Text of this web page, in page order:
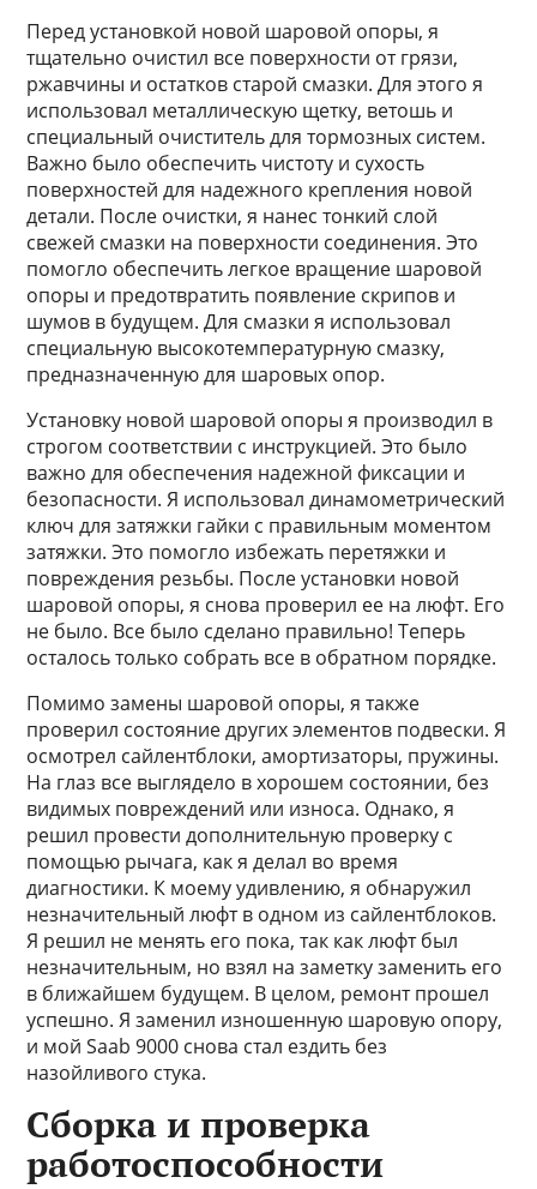
Перед установкой новой шаровой опоры, я
тщательно очистил все поверхности от грязи,
ржавчины и остатков старой смазки. Для этого я
использовал металлическую щетку, ветошь и
специальный очиститель для тормозных систем.
Важно было обеспечить чистоту и сухость
поверхностей для надежного крепления новой
детали. После очистки, я нанес тонкий слой
свежей смазки на поверхности соединения. Это
помогло обеспечить легкое вращение шаровой
опоры и предотвратить появление скрипов и
шумов в будущем. Для смазки я использовал
специальную высокотемпературную смазку,
предназначенную для шаровых опор.
Установку новой шаровой опоры я производил в
строгом соответствии с инструкцией. Это было
важно для обеспечения надежной фиксации и
безопасности. Я использовал динамометрический
ключ для затяжки гайки с правильным моментом
затяжки. Это помогло избежать перетяжки и
повреждения резьбы. После установки новой
шаровой опоры, я снова проверил ее на люфт. Его
не было. Все было сделано правильно! Теперь
осталось только собрать все в обратном порядке.
Помимо замены шаровой опоры, я также
проверил состояние других элементов подвески. Я
осмотрел сайлентблоки, амортизаторы, пружины.
На глаз все выглядело в хорошем состоянии, без
видимых повреждений или износа. Однако, я
решил провести дополнительную проверку с
помощью рычага, как я делал во время
диагностики. К моему удивлению, я обнаружил
незначительный люфт в одном из сайлентблоков.
Я решил не менять его пока, так как люфт был
незначительным, но взял на заметку заменить его
в ближайшем будущем. В целом, ремонт прошел
успешно. Я заменил изношенную шаровую опору,
и мой Saab 9000 снова стал ездить без
назойливого стука.
Сборка и проверка
работоспособности